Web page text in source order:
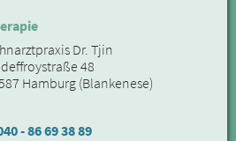
Dr. Tjin
48
Hamburg (Blankenese)
- 86 69 38 89